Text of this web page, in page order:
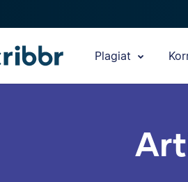
Plagiat